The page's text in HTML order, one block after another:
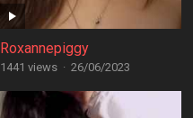
Roxannepiggy
1441 views · 26/06/2023